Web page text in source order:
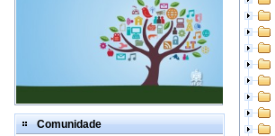
Comunidade